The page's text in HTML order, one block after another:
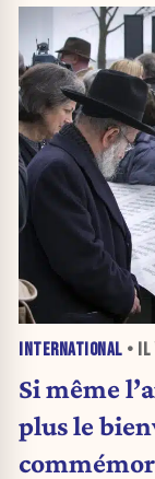
INTERNATIONAL • IL
Si même
plus le